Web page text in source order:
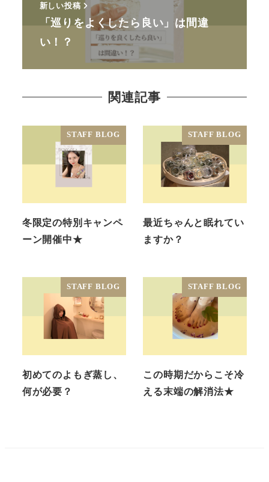
新しい投稿
「巡りをよくしたら良い」は間違
い！？
関連記事
STAFF BLOG
冬限定の特別キャンペ
ーン開催中★
STAFF BLOG
最近ちゃんと眠れてい
ますか？
STAFF BLOG
初めてのよもぎ蒸し、
何が必要？
STAFF BLOG
この時期だからこそ冷
える末端の解消法★